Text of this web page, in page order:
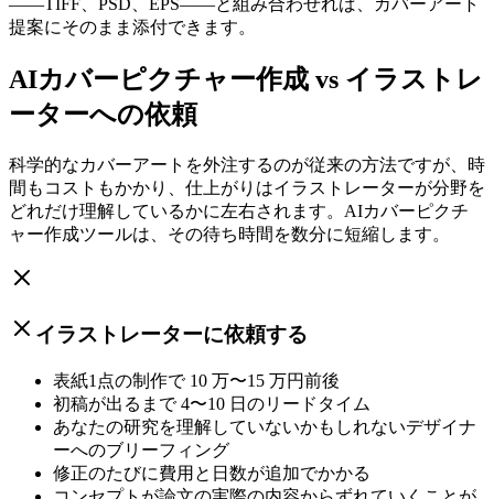
提案にそのまま添付できます。
AIカバーピクチャー作成 vs イラストレ
ーターへの依頼
科学的なカバーアートを外注するのが従来の方法ですが、時
間もコストもかかり、仕上がりはイラストレーターが分野を
どれだけ理解しているかに左右されます。AIカバーピクチ
ャー作成ツールは、その待ち時間を数分に短縮します。
イラストレーターに依頼する
表紙1点の制作で 10 万〜15 万円前後
初稿が出るまで 4〜10 日のリードタイム
あなたの研究を理解していないかもしれないデザイナ
ーへのブリーフィング
修正のたびに費用と日数が追加でかかる